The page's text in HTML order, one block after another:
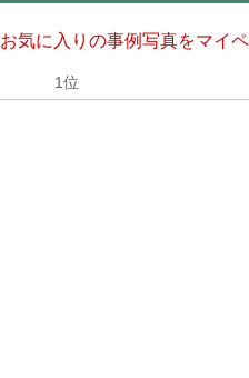
お気に入りの事例写真をマイ